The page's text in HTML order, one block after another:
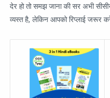
देर हो तो समझ जाना की सर अभी
व्यस्त है, लेकिन आपको रिप्लाई जरूर